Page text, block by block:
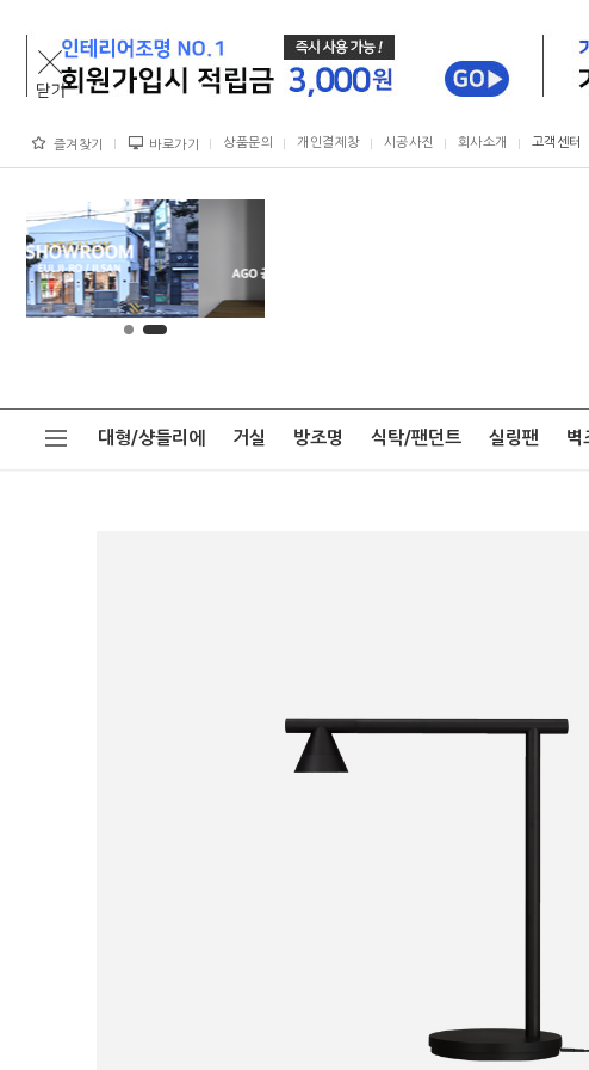
즐겨찾기 바로가기 상품문의 개인결제창 시공사진 회사소개 고객센터
대형/샹들리에 거실 방조명 식탁/팬던트 실링팬 벽